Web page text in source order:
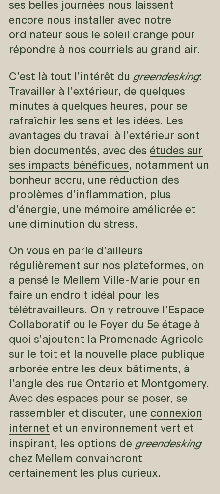
ses belles journées nous laissent
encore nous installer avec notre
ordinateur sous le soleil orange pour
répondre à nos courriels au grand air.
C’est là tout l’intérêt dugreendesking:
Travailler à l’extérieur, de quelques
minutes à quelques heures, pour se
rafraîchir les sens et les idées. Les
avantages du travail à l’extérieur sont
bien documentés, avec des études sur
ses impacts bénéfiques, notamment un
bonheur accru, une réduction des
problèmes d’inflammation, plus
d’énergie, une mémoire améliorée et
une diminution du stress.
On vous en parle d’ailleurs
régulièrement sur nos plateformes, on
a pensé le Mellem Ville-Marie pour en
faire un endroit idéal pour les
télétravailleurs. On y retrouve l’Espace
Collaboratif ou le Foyer du 5e étage à
quoi s’ajoutent la Promenade Agricole
sur le toit et la nouvelle place publique
arborée entre les deux bâtiments, à
l’angle des rue Ontario et Montgomery.
Avec des espaces pour se poser, se
rassembler et discuter, une connexion
internet et un environnement vert et
inspirant, les options de greendesking
chez Mellem convaincront
certainement les plus curieux.